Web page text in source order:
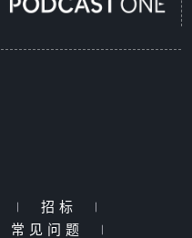
| 招标
|
常见问题 |